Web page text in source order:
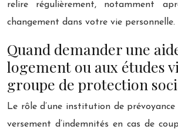
relire régulièrement, notamment
changement dans votre vie personnelle.
Quand demander une
logement ou aux études
groupe de protection
Le rôle d’une institution de prévoyance
versement d’indemnités en cas de